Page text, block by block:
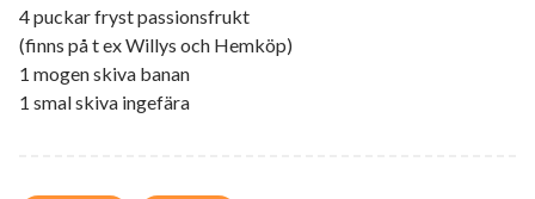
4 puckar fryst passionsfrukt
(finns på t ex Willys och Hemköp)
1 mogen skiva banan
1 smal skiva ingefära